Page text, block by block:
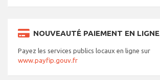
NOUVEAUTÉ PAIEMENT EN LIGNE
Payez les services publics locaux en ligne sur
www.payfip.gouv.fr